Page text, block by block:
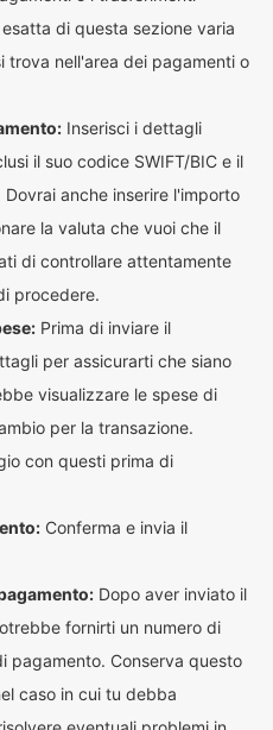
di questa sezione varia
trova nell'area dei pagamenti o
Inserisci i dettagli
il suo codice SWIFT/BIC e il
anche inserire l'importo
la valuta che vuoi che il
di controllare attentamente
procedere.
Prima di inviare il
per assicurarti che siano
visualizzare le spese di
per la transazione.
con questi prima di
Conferma e invia il
Dopo aver inviato il
fornirti un numero di
pagamento. Conserva questo
caso in cui tu debba